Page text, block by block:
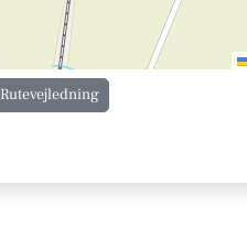
Rutevejledning